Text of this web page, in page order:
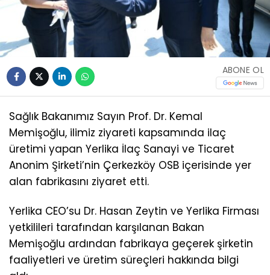
ABONE OL
Sağlık Bakanımız Sayın Prof. Dr. Kemal
Memişoğlu, ilimiz ziyareti kapsamında ilaç
üretimi yapan Yerlika İlaç Sanayi ve Ticaret
Anonim Şirketi’nin Çerkezköy OSB içerisinde yer
alan fabrikasını ziyaret etti.
Yerlika CEO’su Dr. Hasan Zeytin ve Yerlika Firması
yetkilileri tarafından karşılanan Bakan
Memişoğlu ardından fabrikaya geçerek şirketin
faaliyetleri ve üretim süreçleri hakkında bilgi